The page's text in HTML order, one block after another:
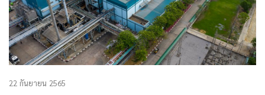
22 กันยายน 2565